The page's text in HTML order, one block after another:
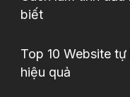
biết
Top 10 Website
hiệu quả